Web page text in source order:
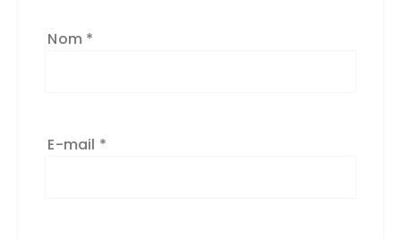
Nom *
E-mail *